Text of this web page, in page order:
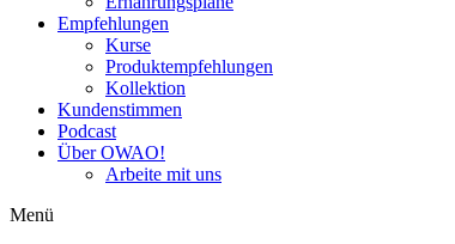
Empfehlungen
Kurse
Produktempfehlungen
Kollektion
Kundenstimmen
Podcast
Über OWAO!
Arbeite mit uns
Menü